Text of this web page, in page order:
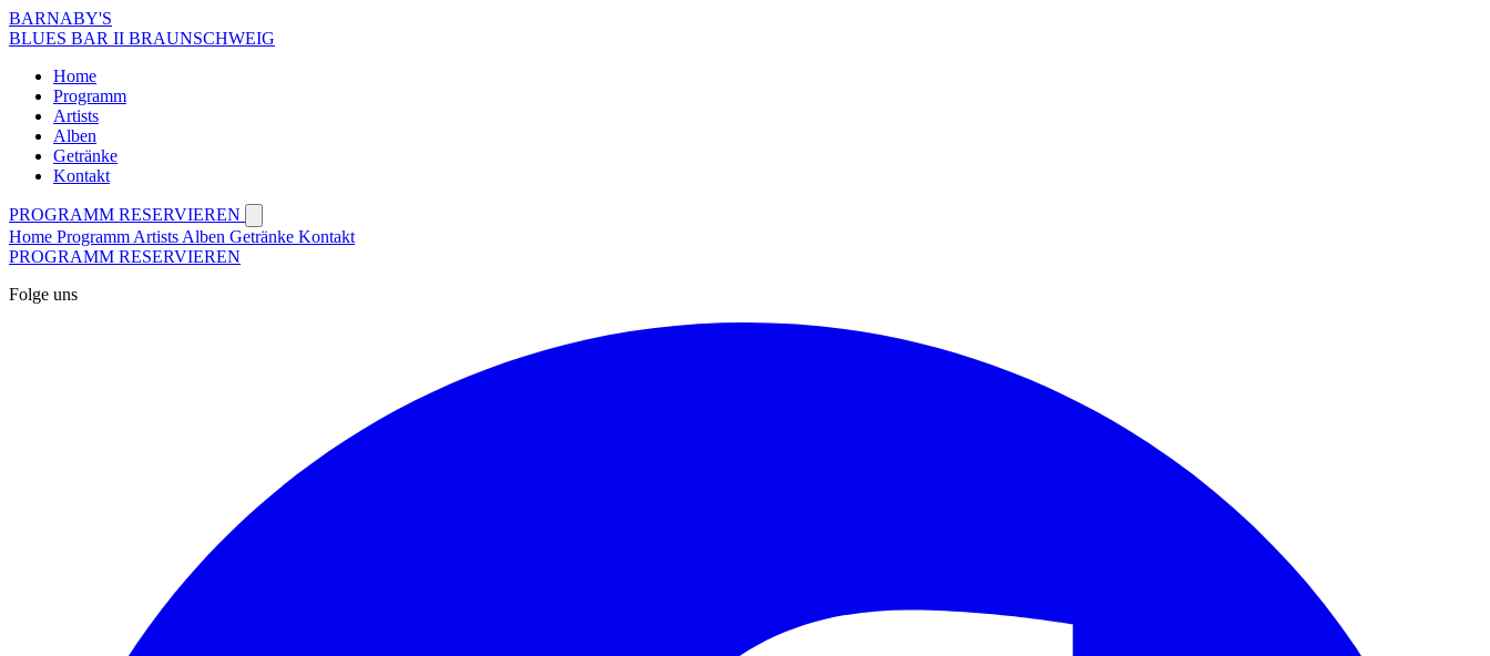
BARNABY'S
BLUES BAR II BRAUNSCHWEIG
Home
Programm
Artists
Alben
Getränke
Kontakt
PROGRAMM RESERVIEREN
Home Programm Artists Alben Getränke Kontakt
PROGRAMM RESERVIEREN
Folge uns